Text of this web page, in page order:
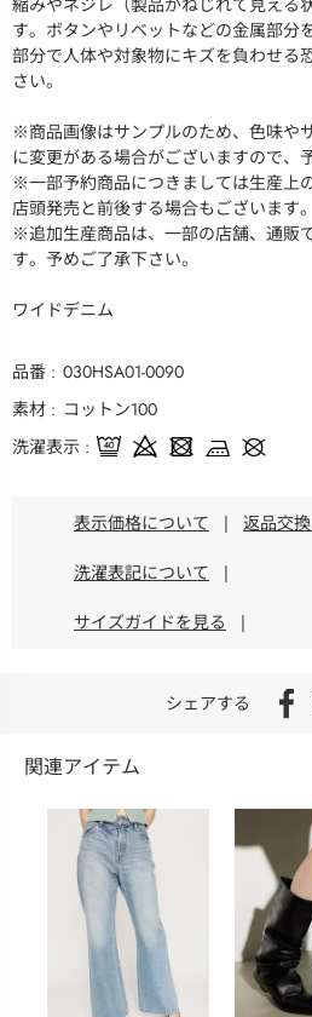
縮みやネジレ（製品がねじれて見える
す。ボタンやリベットなどの金属部分
部分で人体や対象物にキズを負わせる
さい。
※商品画像はサンプルのため、色味や
に変更がある場合がございますので、
※一部予約商品につきましては生産上
店頭発売と前後する場合もございます。
※追加生産商品は、一部の店舗、通販
す。予めご了承下さい。
ワイドデニム
品番
030HSA01-0090
素材
コットン100
洗濯表示
表示価格について | 返品交
洗濯表記について |
サイズガイドを見る |
シェアする
関連アイテム